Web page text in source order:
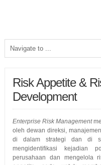
Risk Appetite &
Development
Enterprise Risk Management
oleh dewan direksi,
di dalam strategi dan di
mengidentifikasi kejadian
perusahaan dan